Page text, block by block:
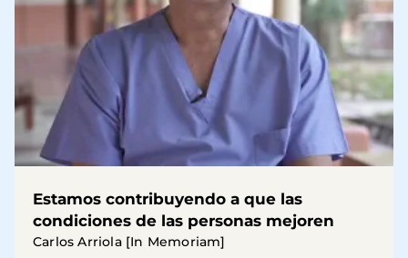
Estamos contribuyendo a que las
condiciones de las personas mejoren
Carlos Arriola [In Memoriam]